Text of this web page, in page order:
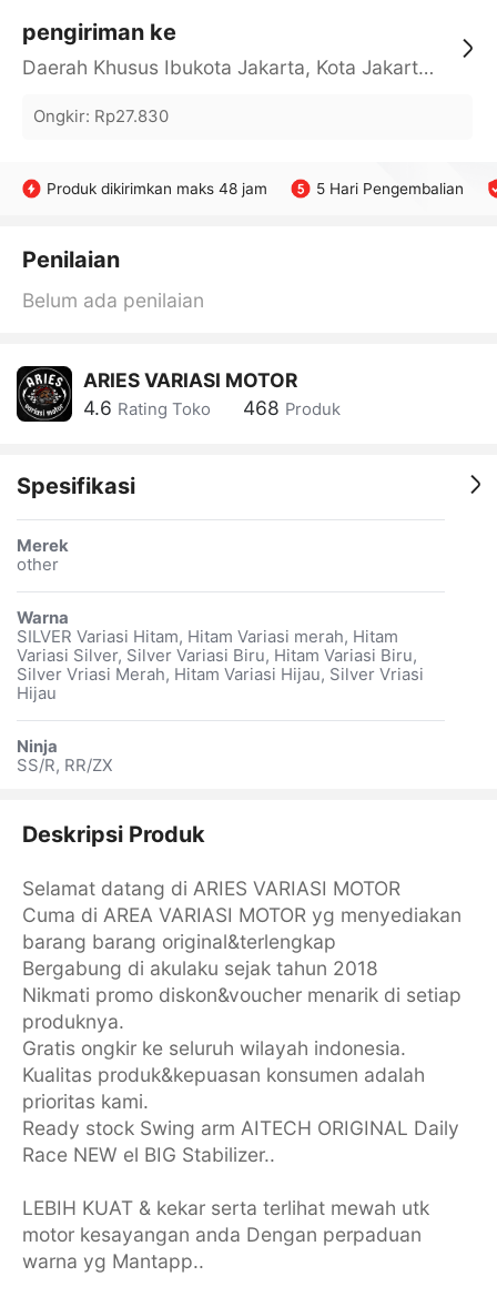
pengiriman ke
Daerah Khusus Ibukota Jakarta, Kota Jakarta Barat, Cengkareng, yy
Ongkir: Rp27.830
Produk dikirimkan maks 48 jam 5 Hari Pengembalian
Penilaian
Belum ada penilaian
ARIES VARIASI MOTOR
4.6 Rating Toko 468 Produk
Spesifikasi
Merek
other
Warna
SILVER Variasi Hitam, Hitam Variasi merah, Hitam
Variasi Silver, Silver Variasi Biru, Hitam Variasi Biru,
Silver Vriasi Merah, Hitam Variasi Hijau, Silver Vriasi
Hijau
Ninja
SS/R, RR/ZX
Deskripsi Produk
Selamat datang di ARIES VARIASI MOTOR
Cuma di AREA VARIASI MOTOR yg menyediakan
barang barang original&terlengkap
Bergabung di akulaku sejak tahun 2018
Nikmati promo diskon&voucher menarik di setiap
produknya.
Gratis ongkir ke seluruh wilayah indonesia.
Kualitas produk&kepuasan konsumen adalah
prioritas kami.
Ready stock Swing arm AITECH ORIGINAL Daily
Race NEW el BIG Stabilizer..
LEBIH KUAT & kekar serta terlihat mewah utk
motor kesayangan anda Dengan perpaduan
warna yg Mantapp..